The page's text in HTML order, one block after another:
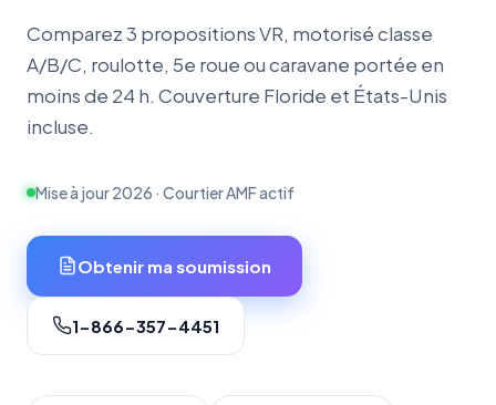
Comparez 3 propositions VR, motorisé classe
A/B/C, roulotte, 5e roue ou caravane portée en
moins de 24 h. Couverture Floride et États-Unis
incluse.
Mise à jour 2026 · Courtier AMF actif
Obtenir ma soumission
1-866-357-4451